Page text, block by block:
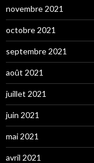
novembre 2021
octobre 2021
septembre 2021
août 2021
juillet 2021
juin 2021
mai 2021
avril 2021